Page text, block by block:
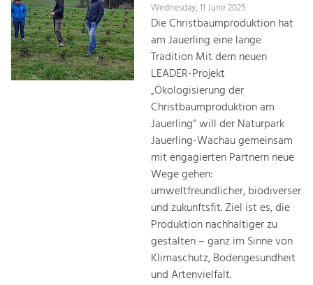
Social Affairs, Education
& Identity
Equality, Youth and Integration.
Climate Change, Public Transport and
Increase in Regional Value Added.
Wednesday, 11 June 2025
Die Christbaumproduktion hat
am Jauerling eine lange
Tradition Mit dem neuen
LEADER-Projekt
„Ökologisierung der
Christbaumproduktion am
Jauerling“ will der Naturpark
Jauerling-Wachau gemeinsam
mit engagierten Partnern neue
Wege gehen:
umweltfreundlicher, biodiverser
und zukunftsfit. Ziel ist es, die
Produktion nachhaltiger zu
gestalten – ganz im Sinne von
Klimaschutz, Bodengesundheit
und Artenvielfalt.